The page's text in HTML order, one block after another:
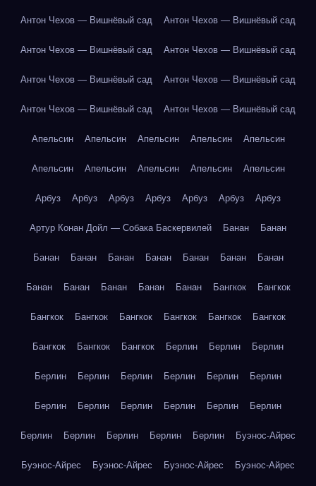
Антон Чехов — Вишнёвый сад Антон Чехов — Вишнёвый сад
Антон Чехов — Вишнёвый сад Антон Чехов — Вишнёвый сад
Антон Чехов — Вишнёвый сад Антон Чехов — Вишнёвый сад
Антон Чехов — Вишнёвый сад Антон Чехов — Вишнёвый сад
Апельсин Апельсин Апельсин Апельсин Апельсин
Апельсин Апельсин Апельсин Апельсин Апельсин
Арбуз Арбуз Арбуз Арбуз Арбуз Арбуз Арбуз
Артур Конан Дойл — Собака Баскервилей Банан Банан
Банан Банан Банан Банан Банан Банан Банан
Банан Банан Банан Банан Банан Бангкок Бангкок
Бангкок Бангкок Бангкок Бангкок Бангкок Бангкок
Бангкок Бангкок Бангкок Берлин Берлин Берлин
Берлин Берлин Берлин Берлин Берлин Берлин
Берлин Берлин Берлин Берлин Берлин Берлин
Берлин Берлин Берлин Берлин Берлин Буэнос-Айрес
Буэнос-Айрес Буэнос-Айрес Буэнос-Айрес Буэнос-Айрес